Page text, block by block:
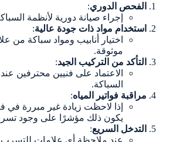
الفحص الدوري:
إجراء صيانة دورية لأنظمة
استخدام مواد ذات جودة عالية:
اختيار أنابيب ومواد سباكة من
موثوقة.
التأكد من التركيب الجيد:
الاعتماد على فنيين محترفين
السباكة.
مراقبة فواتير المياه:
إذا لاحظت زيادة غير مبررة في
يكون ذلك مؤشرًا على وجود
التدخل السريع:
عند ملاحظة أي علامات للتسرب